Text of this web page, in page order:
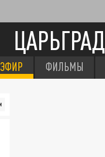
ЦАРЬГРАД
ЭФИР ФИЛЬМЫ